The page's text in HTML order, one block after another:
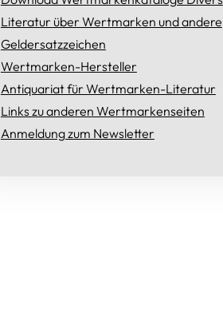
Literatur über Wertmarken und andere
Geldersatzzeichen
Wertmarken-Hersteller
Antiquariat für Wertmarken-Literatur
Links zu anderen Wertmarkenseiten
Anmeldung zum Newsletter